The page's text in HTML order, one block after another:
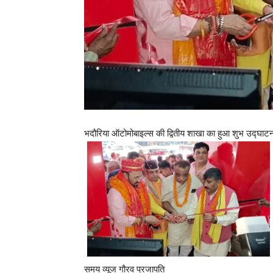
भदौरिया ऑटोमोबाइल्स की द्वितीय शाखा का हुआ शुभ
समय व्यूज गौरव प्रजापति